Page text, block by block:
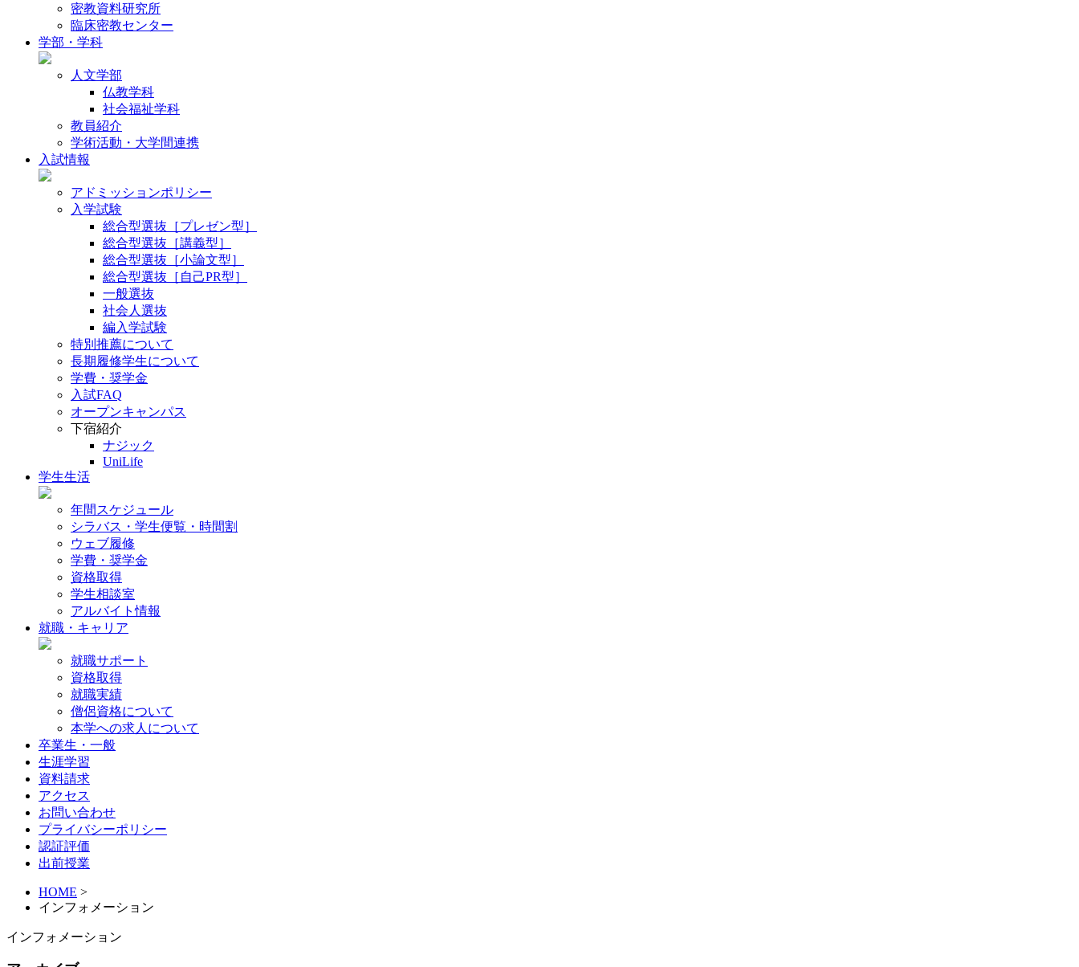
密教資料研究所
臨床密教センター
学部・学科
人文学部
仏教学科
社会福祉学科
教員紹介
学術活動・大学間連携
入試情報
アドミッションポリシー
入学試験
総合型選抜［プレゼン型］
総合型選抜［講義型］
総合型選抜［小論文型］
総合型選抜［自己PR型］
一般選抜
社会人選抜
編入学試験
特別推薦について
長期履修学生について
学費・奨学金
入試FAQ
オープンキャンパス
下宿紹介
ナジック
UniLife
学生生活
年間スケジュール
シラバス・学生便覧・時間割
ウェブ履修
学費・奨学金
資格取得
学生相談室
アルバイト情報
就職・キャリア
就職サポート
資格取得
就職実績
僧侶資格について
本学への求人について
卒業生・一般
生涯学習
資料請求
アクセス
お問い合わせ
プライバシーポリシー
認証評価
出前授業
HOME >
インフォメーション
インフォメーション